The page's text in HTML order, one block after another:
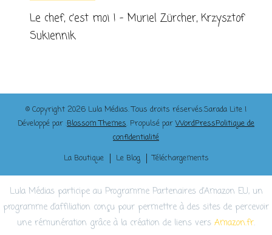
Le chef, c’est moi ! – Muriel Zürcher, Krzysztof
Sukiennik
© Copyright 2026 Lula Médias. Tous droits réservés.Sarada Lite |
Développé par :Blossom Themes. Propulsé parWordPressPolitique de
confidentialité
La Boutique
Le Blog Téléchargements
Lula Médias participe au Programme Partenaires d’Amazon EU, un
programme d’affiliation conçu pour permettre à des sites de percevoir
une rémunération grâce à la création de liens vers Amazon.fr.